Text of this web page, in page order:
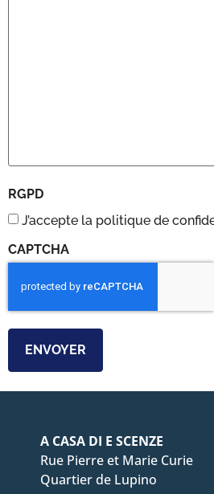
RGPD
J’accepte la politique de
CAPTCHA
A CASA DI E SCENZE
Rue Pierre et Marie Curie
Quartier de Lupino